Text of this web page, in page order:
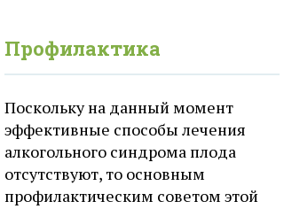
Профилактика
Поскольку на данный момент
эффективные способы лечения
алкогольного синдрома плода
отсутствуют, то основным
профилактическим советом этой